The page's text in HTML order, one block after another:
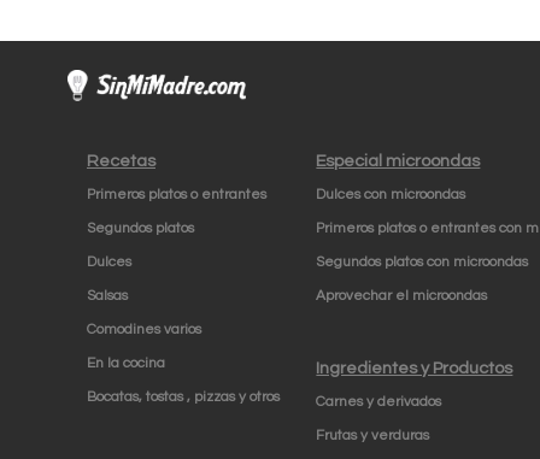
Recetas
Primeros platos o entrantes
Segundos platos
Dulces
Salsas
Comodines varios
En la cocina
Bocatas, tostas , pizzas y otros
Especial microondas
Dulces con microondas
Primeros platos o entrantes con
Segundos platos con microondas
Aprovechar el microondas
Ingredientes y Productos
Carnes y derivados
Frutas y verduras